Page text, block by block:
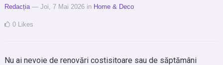
Redacția — Joi, 7 Mai 2026 in Home & Deco
0 Likes
Nu ai nevoie de renovări costisitoare sau de săptămâni